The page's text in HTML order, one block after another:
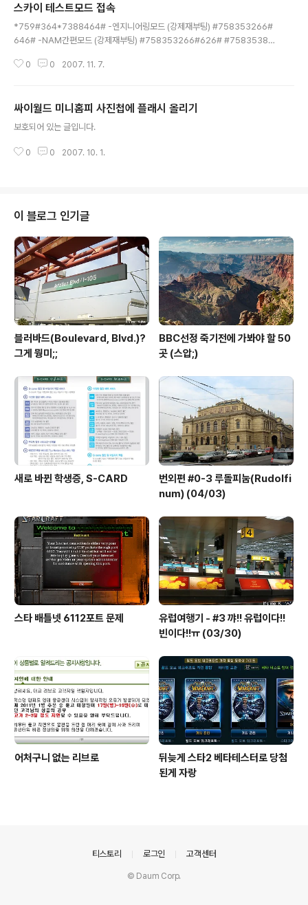
제 일단 공유기를 쓰고 있기에 이 문제가 아닐까 생각은 했
다. 하지만 전에는 잘 썼었는데...? -_-; 공유기 설정 페이지
에 가서 포트를 열어 보기로 했다. tcp 6112번 포트랑 ud
정을 다 해봤는데 안된다 공유기를 빼고 인터넷 단자랑 컴
스카이 테스트모드 접속
*759#364*7388464# -엔지니어링모드 (강제재부팅) #758353266#
646# -NAM간편모드 (강제재부팅) #758353266#626# #75835383
#2539# -A key입력모드 (강제재부팅) #8767#277# -음성쪽지 설정모드
보저장 목적의 포스팅이며 위 코드 입력으로 인한 발생한 휴대폰 손상은 제가
책임지지 않습니다. -_-
0 0 2007. 11. 7.
싸이월드 미니홈피 사진첩에 플래시 올리기
보호되어 있는 글입니다.
0 0 2007. 10. 1.
이 블로그 인기글
블러바드(Boulevard, Blvd.)?
그게 뭥미;;
BBC선정 죽기전에 가봐야 할 50
곳 (스압;)
새로 바뀐 학생증, S-CARD
번외편 #0-3 루돌피눔(Rudolfi
num) (04/03)
스타 배틀넷 6112포트 문제
유럽여행기 - #3 꺄!! 유럽이다!!
빈이다!!ㅠ (03/30)
어처구니 없는 리브로
뒤늦게 스타2 베타테스터로 당첨
된게 자랑
티스토리 로그인 고객센터
© Daum Corp.